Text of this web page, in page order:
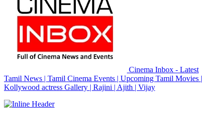
Cinema Inbox - Latest
Tamil News | Tamil Cinema Events | Upcoming Tamil Movies |
Kollywood actress Gallery | Rajini | Ajith | Vijay